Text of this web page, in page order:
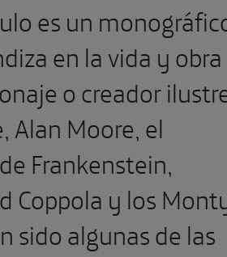
es un
en la vida y obra
o creador
Alan Moore, el
Frankenstein,
Coppola y los
sido algunas de las